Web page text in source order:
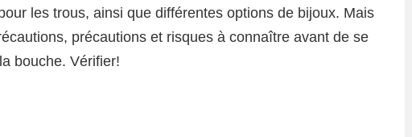
les trous, ainsi que différentes options de bijoux. Mais
précautions et risques à connaître avant de se
bouche. Vérifier!